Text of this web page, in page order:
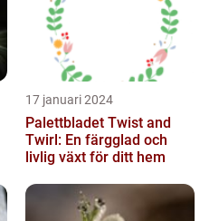
17 januari 2024
Palettbladet Twist and
Twirl: En färgglad och
livlig växt för ditt hem